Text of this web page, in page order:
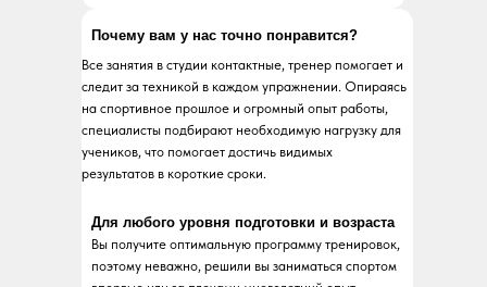
Почему вам у нас точно понравится?
Все занятия в студии контактные, тренер помогает и
следит за техникой в каждом упражнении. Опираясь
на спортивное прошлое и огромный опыт работы,
специалисты подбирают необходимую нагрузку для
учеников, что помогает достичь видимых
результатов в короткие сроки.
Для любого уровня подготовки и возраста
Вы получите оптимальную программу тренировок,
поэтому неважно, решили вы заниматься спортом